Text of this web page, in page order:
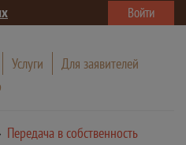
Войти
Услуги
Для заявителей
Передача в собственность